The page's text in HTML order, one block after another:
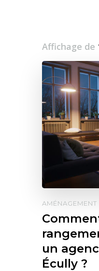
Affichage de
AMÉNAGEMENT
un
Écully ?